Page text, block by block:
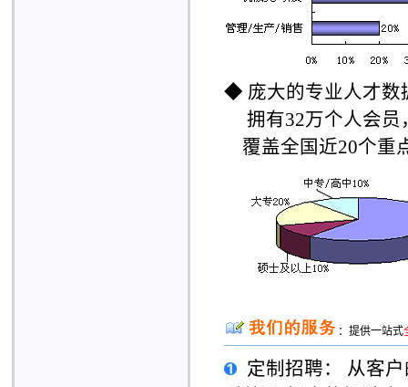
◆ 庞大的专业人才数
拥有32万个人会员
覆盖全国近20个重
：提供一站式
定制招聘：
从客